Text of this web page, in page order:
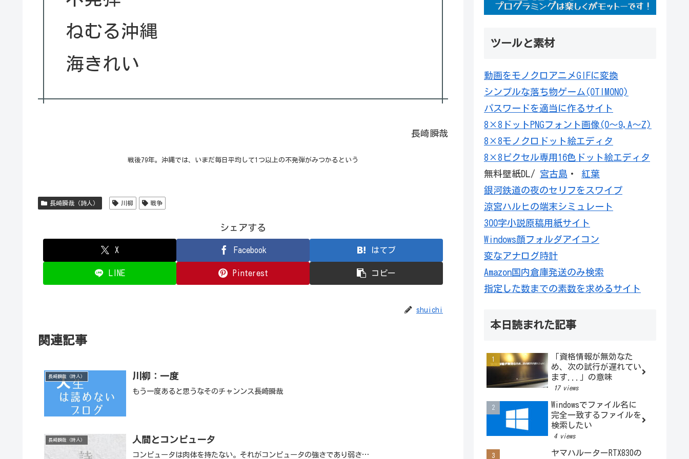
ねむる沖縄
海きれい
長崎瞬哉
戦後79年。沖縄では、いまだ毎日平均して1つ以上の不発弾がみつかるという
長崎瞬哉（詩人） 川柳 戦争
シェアする
X Facebook はてブ
LINE Pinterest コピー
shuichi
関連記事
長崎瞬哉（詩人） 川柳：一度
もう一度あると思うなそのチャンンス長崎瞬哉
長崎瞬哉（詩人） 人間とコンピュータ
コンピュータは肉体を持たない。それがコンピュータの強さであり弱さ…
ツールと素材
動画をモノクロアニメGIFに変換
シンプルな落ち物ゲーム(OTIMONO)
パスワードを適当に作るサイト
8×8ドットPNGフォント画像(0～9,A～Z)
8×8モノクロドット絵エディタ
8×8ピクセル専用16色ドット絵エディタ
無料壁紙DL/ 宮古島 ・ 紅葉
銀河鉄道の夜のセリフをスワイプ
涼宮ハルヒの端末シミュレート
300字小説原稿用紙サイト
Windows顔フォルダアイコン
変なアナログ時計
Amazon国内倉庫発送のみ検索
指定した数までの素数を求めるサイト
本日読まれた記事
「資格情報が無効なた
め、次の試行が遅れてい
ます...」の意味
17 views
Windowsでファイル名に
完全一致するファイルを
検索したい
4 views
ヤマハルーターRTX830の